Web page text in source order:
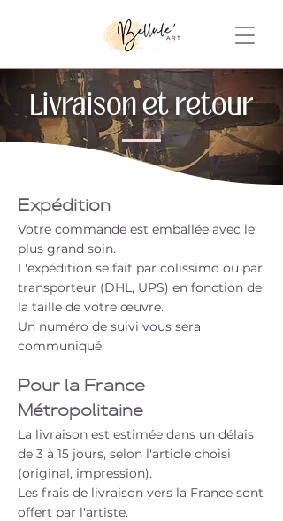
Livraison et retour
Expédition
Votre commande est emballée avec le
plus grand soin.
L'expédition se fait par colissimo ou par
transporteur (DHL, UPS) en fonction de
la taille de votre œuvre.
Un numéro de suivi vous sera
communiqué.
Pour la France
Métropolitaine
La livraison est estimée dans un délais
de 3 à 15 jours, selon l'article choisi
(original, impression).
Les frais de livraison vers la France sont
offert par l'artiste.